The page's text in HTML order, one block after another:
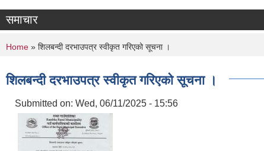
समाचार
You are here
Home » शिलबन्दी दरभाउपत्र स्वीकृत गरिएको सूचना ।
शिलबन्दी दरभाउपत्र स्वीकृत गरिएको सूचना ।
Submitted on: Wed, 06/11/2025 - 15:56